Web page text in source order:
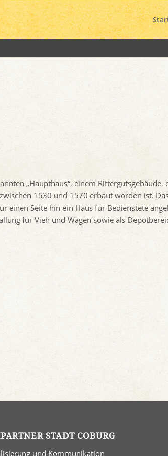
„Haupthaus“, einem Rittergutsgebäude,
1530 und 1570 erbaut worden ist.
einen Seite hin ein Haus für Bedienstete
für Vieh und Wagen sowie als
STADT COBURG
und Kommunikation